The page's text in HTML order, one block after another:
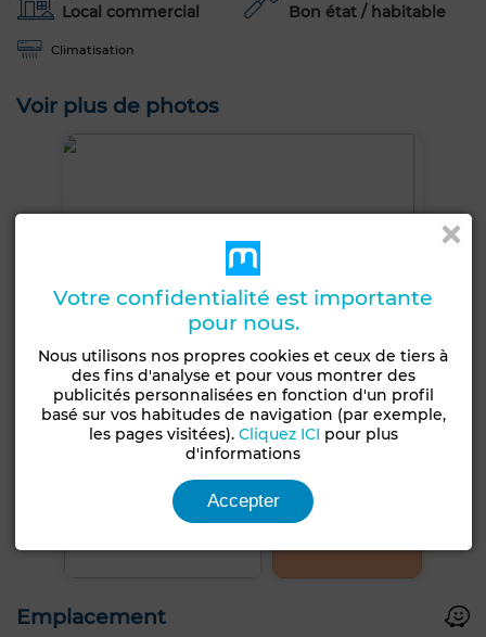
Local commercial Bon état / habitable
Climatisation
Voir plus de photos
+27 PHOTOS
Emplacement
Votre confidentialité est importante
pour nous.
Nous utilisons nos propres cookies et ceux de tiers à
des fins d'analyse et pour vous montrer des
publicités personnalisées en fonction d'un profil
basé sur vos habitudes de navigation (par exemple,
les pages visitées). Cliquez ICI pour plus
d'informations
Accepter